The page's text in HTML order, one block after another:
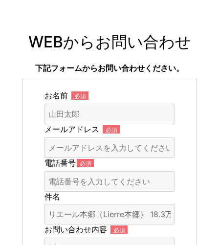
WEBからお問い合わせ
下記フォームからお問い合わせください。
お名前 必須
メールアドレス 必須
電話番号 必須
件名
お問い合わせ内容 必須